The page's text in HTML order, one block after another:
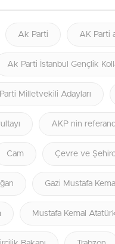
Ak Parti AK Parti
Ak Parti İstanbul Gençlik
Milletvekili Adayları
AKP nin
Cam Çevre ve
Gazi Mustafa Kemal
Mustafa Kemal